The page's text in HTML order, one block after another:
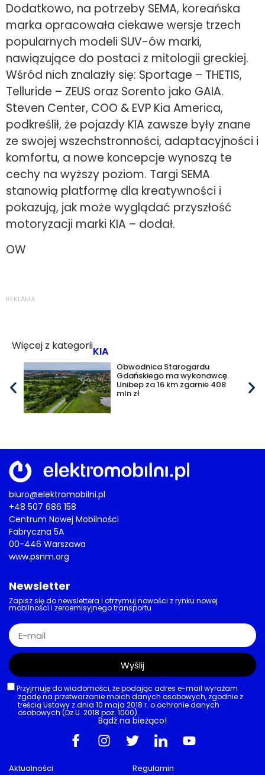
Dodatkowo, na potrzeby SEMA, koreańska
marka opracowała ciekawe wersje trzech
popularnych modeli SUV-ów marki,
nawiązujące do postaci z mitologii greckiej.
Wśród nich znalazły się: Sportage – THETIS,
Telluride – ZEUS oraz Sorento jako GAIA.
Steven Center, COO & EVP Kia America,
podkreślił, że pojazdy KIA zawsze były znane
ze swojej wszechstronności, adaptacyjności i
komfortu, a nowe koncepcje wynoszą te
cechy na wyższy poziom. Targi SEMA
stanowią platformę dla kreatywności i
pokazują, jak może wyglądać przyszłość
motoryzacji marki KIA – dodał.
OW
REKLAMA
Więcej z kategoriiKIA
Obwodnica Starogardu
Gdańskiego ma wykonawcę.
Unibep za 16 km zgarnie 408
mln zł
biuro@elektromobilni.pl
+48 507 686 158
Centrum Nowej Mobilności
Fabryczna 5A
00-446 Warszawa
www.psnm.org
Aktualności Regulamin
Newsletter
Zapisz się do newslettera i otrzymuj nowości z rynku nowej
mobilności i zeroemisyjnego transportu
Przyjmuję do wiadomości, że podając adres e-mail wyrażam
zgodę na przetwarzanie moich danych osobowych, zgodnie z
treścią Ustawy z dnia 10 maja 2018 r. o ochronie danych
osobowych (Dz.U. 2018 poz. 1000).
Wyślij
Bądź na bieżąco!